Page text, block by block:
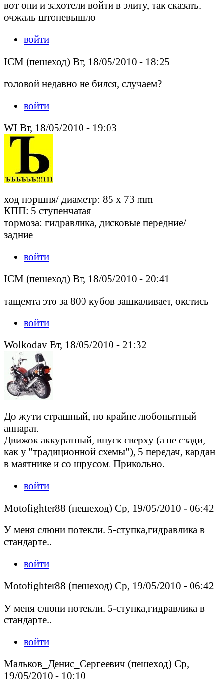
вот они и захотели войти в элиту, так сказать.
очжаль штоневышло
войти
ICM (пешеход) Вт, 18/05/2010 - 18:25
головой недавно не бился, случаем?
войти
WI Вт, 18/05/2010 - 19:03
ход поршня/ диаметр: 85 x 73 mm
КПП: 5 ступенчатая
тормоза: гидравлика, дисковые передние/
задние
войти
ICM (пешеход) Вт, 18/05/2010 - 20:41
тащемта это за 800 кубов зашкаливает, окстись
войти
Wolkodav Вт, 18/05/2010 - 21:32
До жути страшный, но крайне любопытный
аппарат.
Движок аккуратный, впуск сверху (а не сзади,
как у "традиционной схемы"), 5 передач, кардан
в маятнике и со шрусом. Прикольно.
войти
Motofighter88 (пешеход) Ср, 19/05/2010 - 06:42
У меня слюни потекли. 5-ступка,гидравлика в
стандарте..
войти
Motofighter88 (пешеход) Ср, 19/05/2010 - 06:42
У меня слюни потекли. 5-ступка,гидравлика в
стандарте..
войти
Мальков_Денис_Сергеевич (пешеход) Ср,
19/05/2010 - 10:10